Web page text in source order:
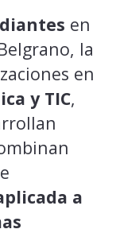
en
la
en
y TIC,
a